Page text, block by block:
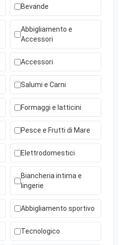
Bevande
Abbigliamento e
Accessori
Accessori
Salumi e Carni
Formaggi e latticini
Pesce e Frutti di Mare
Elettrodomestici
Biancheria intima e
lingerie
Abbigliamento sportivo
Tecnologico